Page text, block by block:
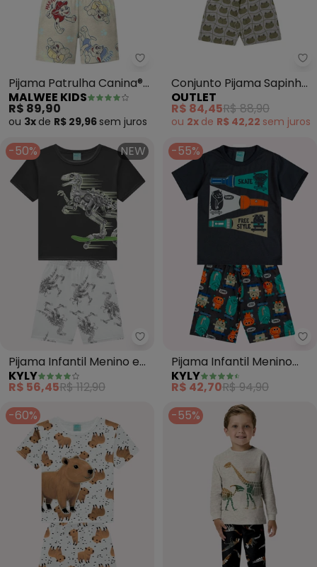
Malwee Kids - Pijama Patrulha
Pijama Patrulha Canina®
que Brilha No(Cinza)
MALWEE KIDS
R$ 89,90
ou 3x de R$ 29,96 sem juros
Conjunto Pijama Sapinhos
Encantados Menino
(Cinza)
OUTLET
R$ 84,45R$ 88,90
ou 2x de R$ 42,22 sem juros
-50% NEW
Kyly - Pijama Infantil Menino
Pijama Infantil Menino em
Algodão (Cinza)
KYLY
R$ 56,45R$ 112,90
-55%
Pijama Infantil Menino
Monstrinhos (Cinza)
KYLY
R$ 42,70R$ 94,90
-60%
-55%